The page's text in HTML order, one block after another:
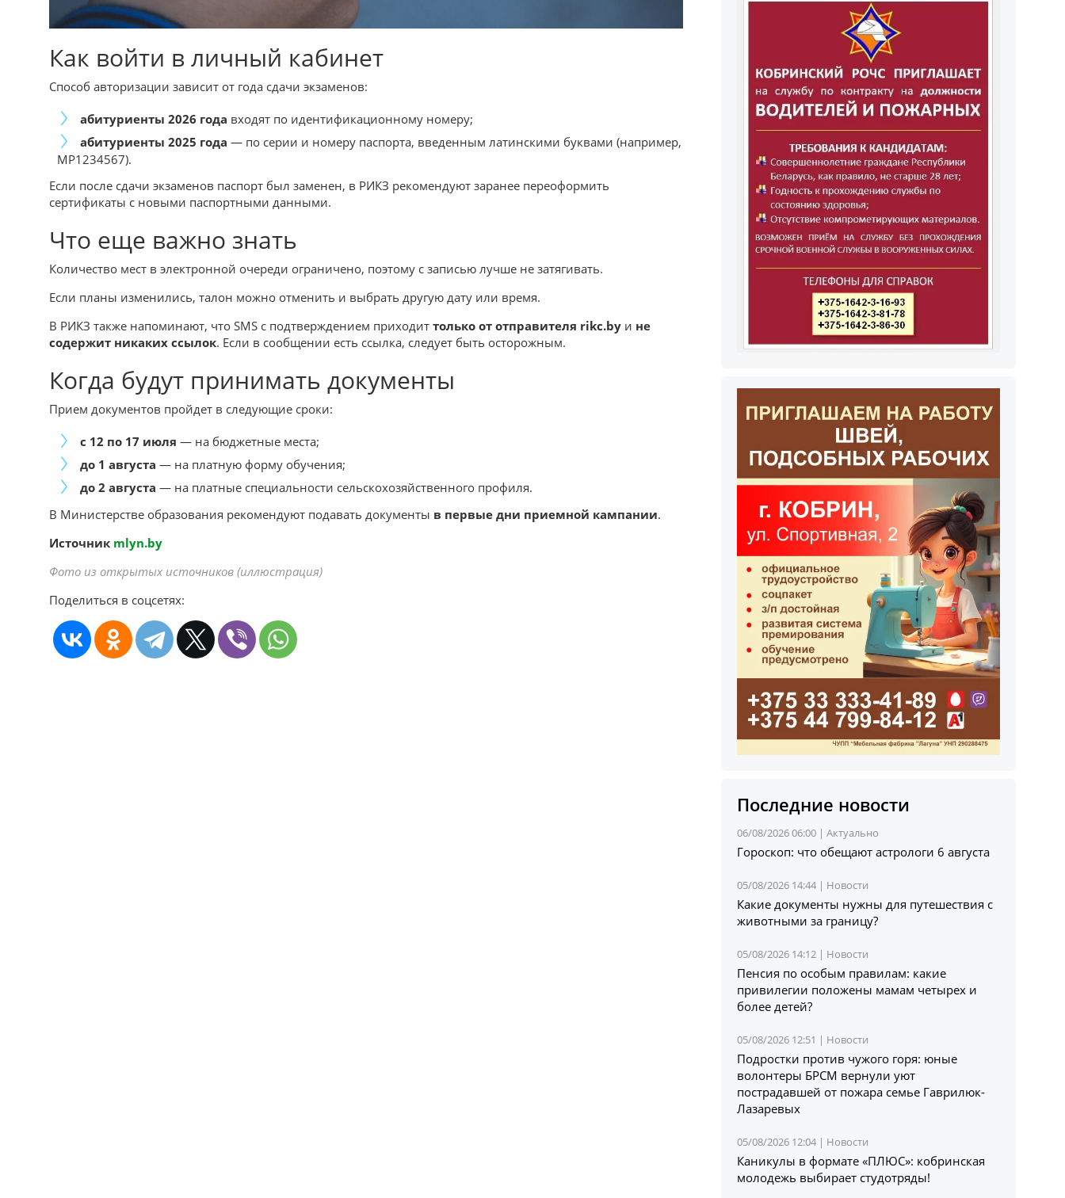
Как войти в личный кабинет
Способ авторизации зависит от года сдачи экзаменов:
абитуриенты 2026 года входят по идентификационному номеру;
абитуриенты 2025 года — по серии и номеру паспорта, введенным латинскими буквами (например,
MP1234567).
Если после сдачи экзаменов паспорт был заменен, в РИКЗ рекомендуют заранее переоформить
сертификаты с новыми паспортными данными.
Что еще важно знать
Количество мест в электронной очереди ограничено, поэтому с записью лучше не затягивать.
Если планы изменились, талон можно отменить и выбрать другую дату или время.
В РИКЗ также напоминают, что SMS с подтверждением приходит только от отправителя rikc.by и не
содержит никаких ссылок. Если в сообщении есть ссылка, следует быть осторожным.
Когда будут принимать документы
Прием документов пройдет в следующие сроки:
с 12 по 17 июля — на бюджетные места;
до 1 августа — на платную форму обучения;
до 2 августа — на платные специальности сельскохозяйственного профиля.
В Министерстве образования рекомендуют подавать документы в первые дни приемной кампании.
Источник mlyn.by
Фото из открытых источников (иллюстрация)
Поделиться в соцсетях:
Последние новости
06/08/2026 06:00 |Актуально
Гороскоп: что обещают астрологи 6 августа
05/08/2026 14:44 | Новости
Какие документы нужны для путешествия с
животными за границу?
05/08/2026 14:12 | Новости
Пенсия по особым правилам: какие
привилегии положены мамам четырех и
более детей?
05/08/2026 12:51 | Новости
Подростки против чужого горя: юные
волонтеры БРСМ вернули уют
пострадавшей от пожара семье Гаврилюк-
Лазаревых
05/08/2026 12:04 | Новости
Каникулы в формате «ПЛЮС»: кобринская
молодежь выбирает студотряды!